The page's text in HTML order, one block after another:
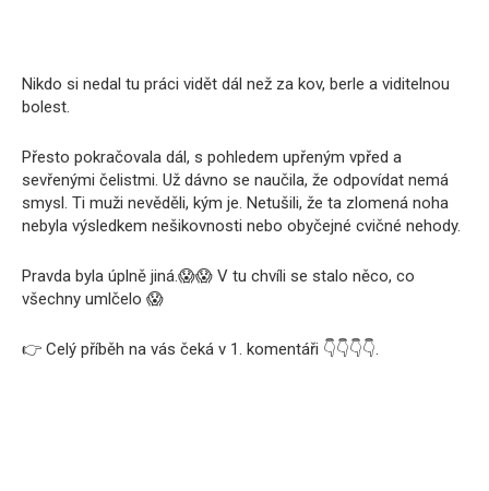
Nikdo si nedal tu práci vidět dál než za kov, berle a viditelnou
bolest.
Přesto pokračovala dál, s pohledem upřeným vpřed a
sevřenými čelistmi. Už dávno se naučila, že odpovídat nemá
smysl. Ti muži nevěděli, kým je. Netušili, že ta zlomená noha
nebyla výsledkem nešikovnosti nebo obyčejné cvičné nehody.
Pravda byla úplně jiná.😱😱 V tu chvíli se stalo něco, co
všechny umlčelo 😱
👉 Celý příběh na vás čeká v 1. komentáři 👇👇👇👇.